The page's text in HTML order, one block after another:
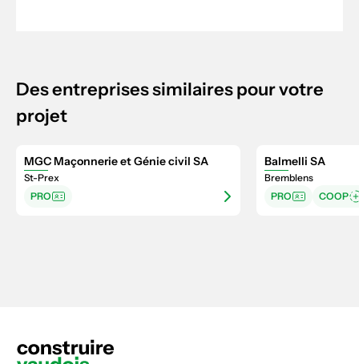
Des entreprises similaires pour votre
projet
MGC Maçonnerie et Génie civil SA
St-Prex
PRO
Balmelli SA
Bremblens
PRO
COOP